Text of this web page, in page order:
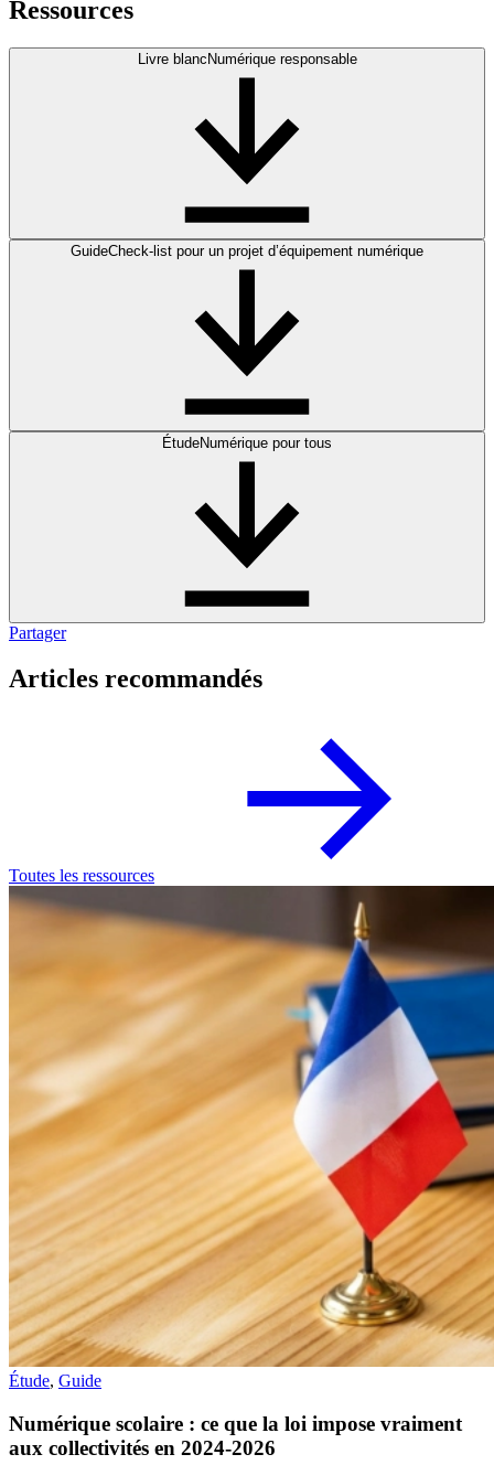
Ressources
Livre blancNumérique responsable
GuideCheck-list pour un projet d’équipement numérique
ÉtudeNumérique pour tous
Partager
Articles recommandés
Toutes les ressources
Étude, Guide
Numérique scolaire : ce que la loi impose vraiment
aux collectivités en 2024-2026